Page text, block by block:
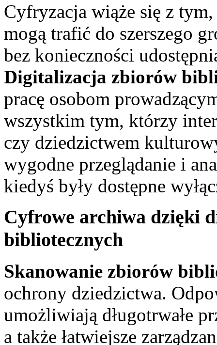
Cyfryzacja wiąże się z
mogą trafić do szerszego
bez konieczności
Digitalizacja zbiorów
pracę osobom
wszystkim tym, którzy
czy dziedzictwem
wygodne przeglądanie i
kiedyś były dostępne
Cyfrowe archiwa dzięki
bibliotecznych
Skanowanie zbiorów
ochrony dziedzictwa.
umożliwiają długotrwałe
a także łatwiejsze